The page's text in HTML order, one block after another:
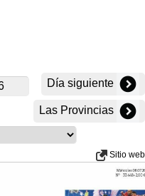
Día siguiente
Las Provincias
Sitio web